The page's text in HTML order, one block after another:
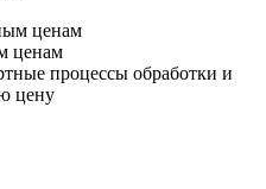
ценам
процессы обработки и
цену